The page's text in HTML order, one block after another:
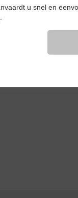
Kann
u snel en